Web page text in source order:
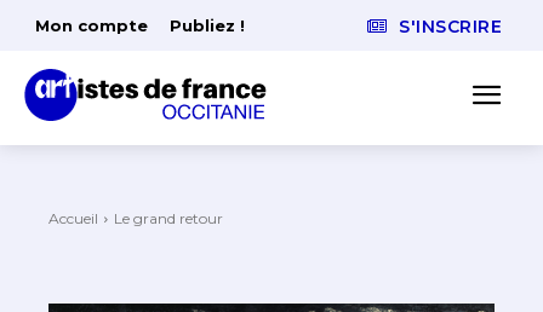
Mon compte Publiez ! S'INSCRIRE
Accueil Le grand retour